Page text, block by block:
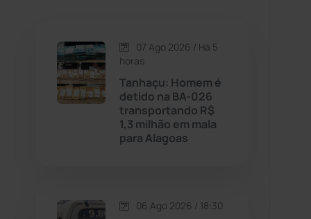
Caetité (1504)
Candiba (157)
Cândido Sales
07 Ago 2026 / Há 5
horas
Tanhaçu: Homem é
detido na BA-026
transportando R$
1,3 milhão em mala
para Alagoas
06 Ago 2026 / 18:30